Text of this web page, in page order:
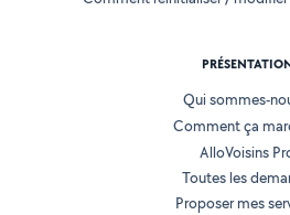
Qui sommes-
Comment ça
AlloVoisins
Toutes les
Proposer mes